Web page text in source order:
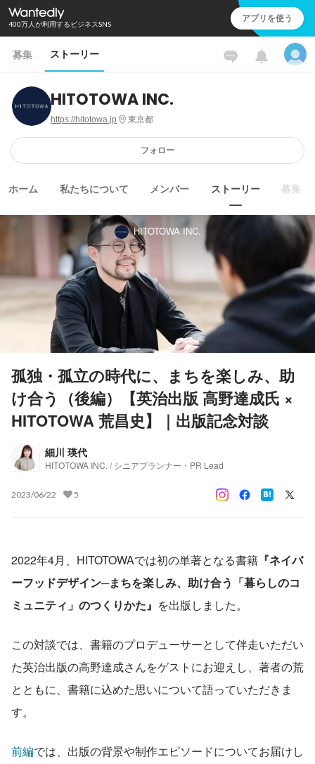
400万人が利用するビジネスSNS アプリを使う
募集 ストーリー
HITOTOWA INC.
https://hitotowa.jp 東京都
フォロー
ホーム 私たちについて メンバー ストーリー 募集
HITOTOWA INC.
孤独・孤立の時代に、まちを楽しみ、助
け合う（後編）【英治出版 高野達成氏 ×
HITOTOWA 荒昌史】｜出版記念対談
細川 瑛代
HITOTOWA INC. / シニアプランナー・PR Lead
2023/06/22 5
2022年4月、HITOTOWAでは初の単著となる書籍 『ネイバ
ーフッドデザイン─まちを楽しみ、助け合う「暮らしのコ
ミュニティ」のつくりかた』 を出版しました。
この対談では、書籍のプロデューサーとして伴走いただい
た英治出版の高野達成さんをゲストにお迎えし、著者の荒
とともに、書籍に込めた思いについて語っていただきま
す。
前編では、出版の背景や制作エピソードについてお届けし